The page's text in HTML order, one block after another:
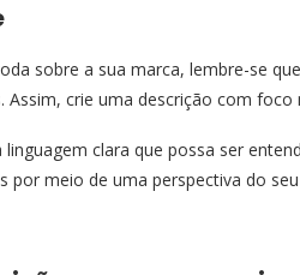
sobre a sua marca, lembre-se
crie uma descrição com foco
linguagem clara que possa ser
por meio de uma perspectiva do